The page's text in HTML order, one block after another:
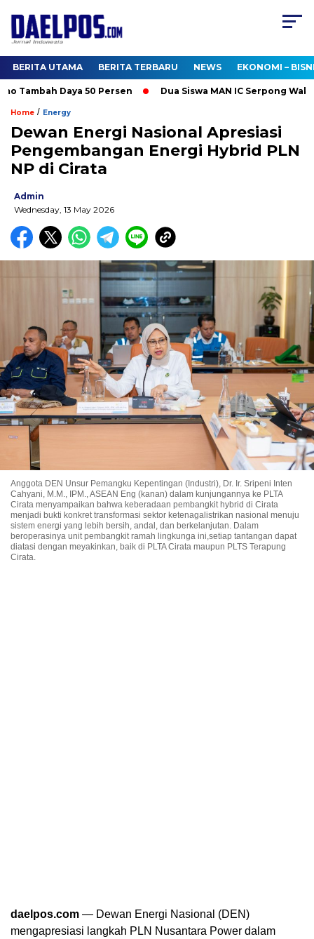
BERITA UTAMA BERITA TERBARU NEWS EKONOMI –
Daya 50 Persen Dua Siswa MAN IC Serpong Wakili
Home / Energy
Dewan Energi Nasional Apresiasi
Pengembangan Energi Hybrid PLN
NP di Cirata
Admin
Wednesday, 13 May 2026
Anggota DEN Unsur Pemangku Kepentingan (Industri), Dr. Ir. Sripeni Inten
Cahyani, M.M., IPM., ASEAN Eng (kanan) dalam kunjungannya ke PLTA
Cirata menyampaikan bahwa keberadaan pembangkit hybrid di Cirata
menjadi bukti konkret transformasi sektor ketenagalistrikan nasional menuju
sistem energi yang lebih bersih, andal, dan berkelanjutan. Dalam
beroperasinya unit pembangkit ramah lingkunga ini,setiap tantangan dapat
diatasi dengan meyakinkan, baik di PLTA Cirata maupun PLTS Terapung
Cirata.
daelpos.com — Dewan Energi Nasional (DEN)
mengapresiasi langkah PLN Nusantara Power dalam